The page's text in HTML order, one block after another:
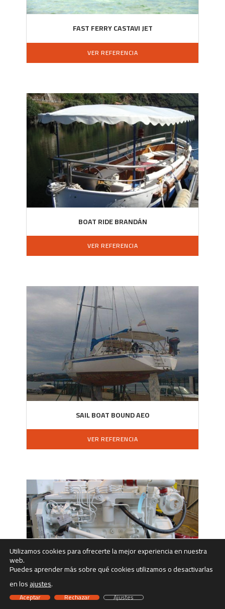
FAST FERRY CASTAVI JET
VER REFERENCIA
BOAT RIDE BRANDÁN
VER REFERENCIA
SAIL BOAT BOUND AEO
VER REFERENCIA
Utilizamos cookies para ofrecerte la mejor experiencia en nuestra
web.
Puedes aprender más sobre qué cookies utilizamos o desactivarlas
en losajustes.
Aceptar Rechazar Ajustes